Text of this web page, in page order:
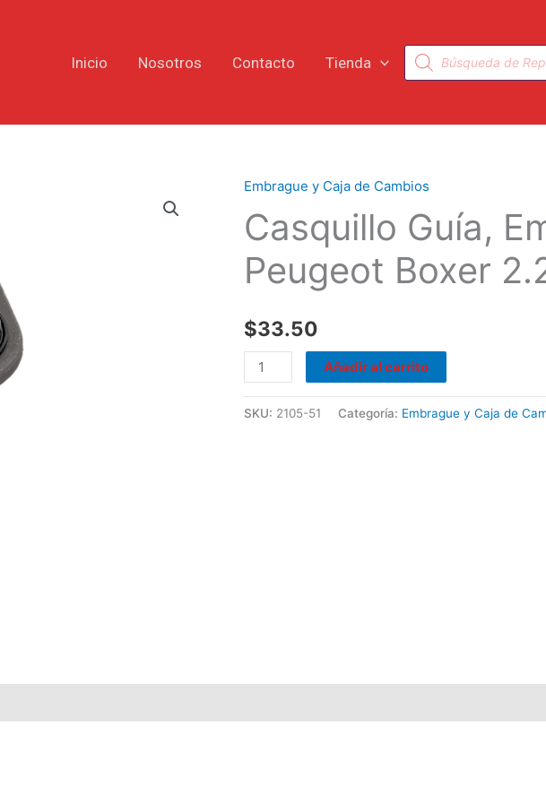
Inicio Nosotros Contacto Tienda
Búsqueda
de
productos
Embrague y Caja de Cambios
Casquillo Guía,
Peugeot Boxer
$33.50
Casquillo
Guía,
Embrague
Peugeot
Boxer
cantidad
Añadir al carrito
SKU: 2105-51 Categoría: Embrague y Caja de